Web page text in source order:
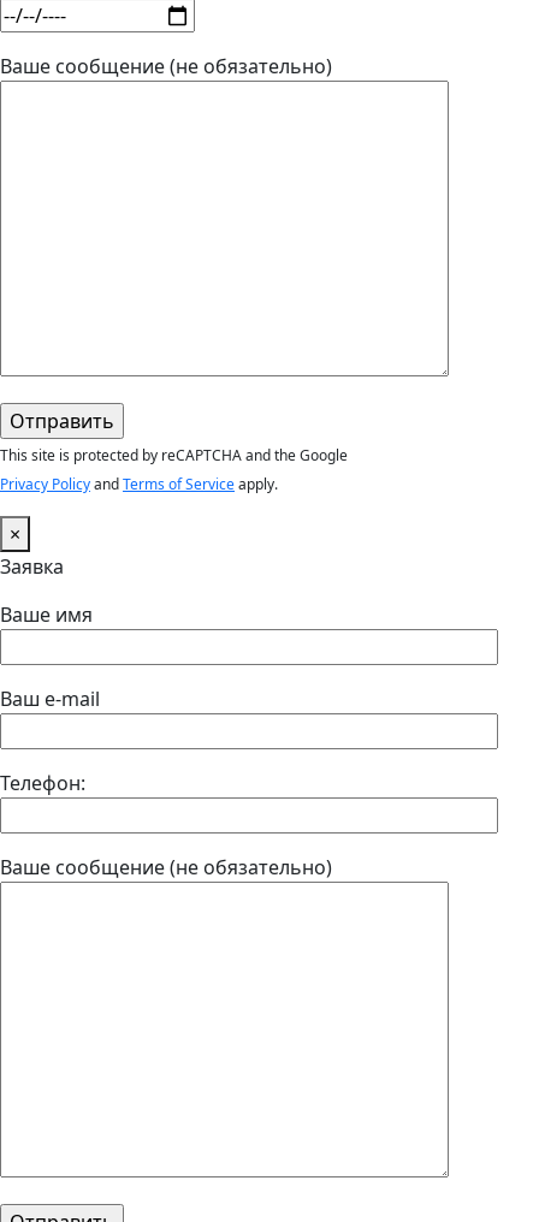
Ваше сообщение (не обязательно)
This site is protected by reCAPTCHA and the Google
Privacy PolicyandTerms of Serviceapply.
×
Заявка
Ваше имя
Ваш e-mail
Телефон:
Ваше сообщение (не обязательно)